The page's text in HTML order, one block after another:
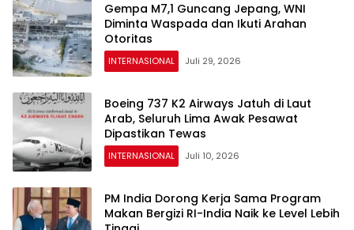
Gempa M7,1 Guncang Jepang, WNI
Diminta Waspada dan Ikuti Arahan
Otoritas
INTERNASIONAL Juli 29, 2026
Boeing 737 K2 Airways Jatuh di Laut
Arab, Seluruh Lima Awak Pesawat
Dipastikan Tewas
INTERNASIONAL Juli 10, 2026
PM India Dorong Kerja Sama Program
Makan Bergizi RI-India Naik ke Level Lebih